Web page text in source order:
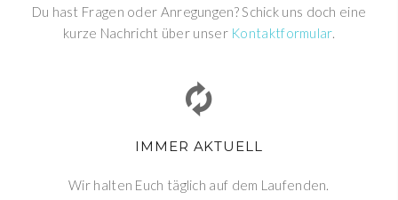
Du hast Fragen oder Anregungen? Schick uns doch eine
kurze Nachricht über unser Kontaktformular.
IMMER AKTUELL
Wir halten Euch täglich auf dem Laufenden.